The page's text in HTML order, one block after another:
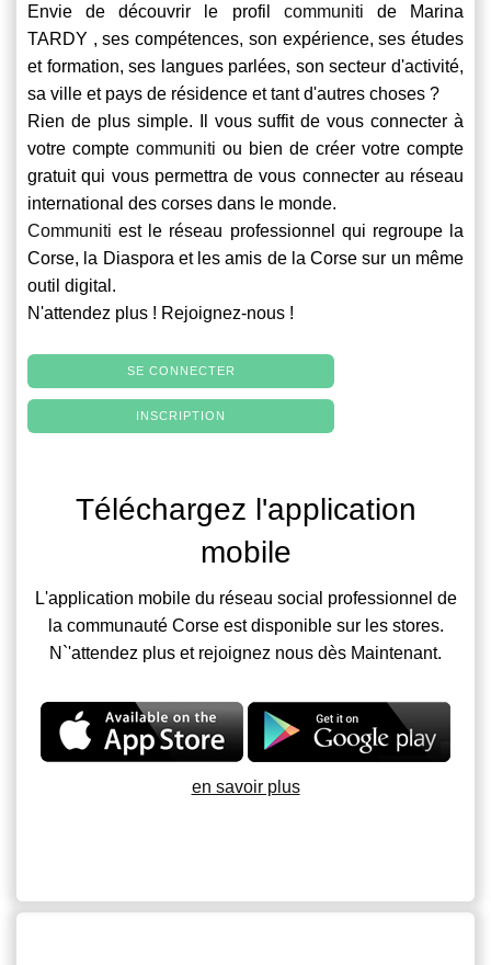
Envie de découvrir le profil communiti de Marina
TARDY , ses compétences, son expérience, ses études
et formation, ses langues parlées, son secteur d'activité,
sa ville et pays de résidence et tant d'autres choses ?
Rien de plus simple. Il vous suffit de vous connecter à
votre compte communiti ou bien de créer votre compte
gratuit qui vous permettra de vous connecter au réseau
international des corses dans le monde.
Communiti est le réseau professionnel qui regroupe la
Corse, la Diaspora et les amis de la Corse sur un même
outil digital.
N'attendez plus ! Rejoignez-nous !
SE CONNECTER
INSCRIPTION
Téléchargez l'application
mobile
L'application mobile du réseau social professionnel de
la communauté Corse est disponible sur les stores.
N`'attendez plus et rejoignez nous dès Maintenant.
en savoir plus